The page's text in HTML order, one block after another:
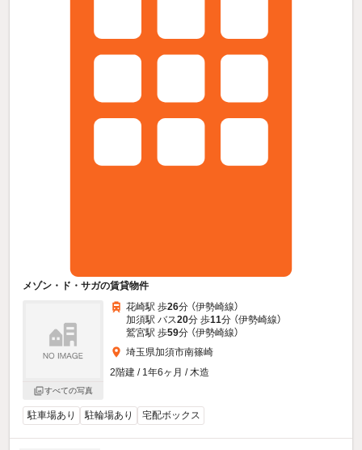
メゾン・ド・サガの賃貸物件
すべての写真
花崎駅 歩26分 （伊勢崎線）
加須駅 バス20分 歩11分 （伊勢崎線）
鷲宮駅 歩59分 （伊勢崎線）
埼玉県加須市南篠崎
2階建 / 1年6ヶ月 / 木造
駐車場あり 駐輪場あり 宅配ボックス